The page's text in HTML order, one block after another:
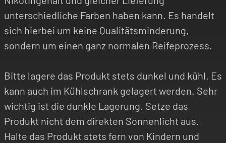
unterschiedliche Farben haben kann. Es handelt
sich hierbei um keine Qualitätsminderung,
sondern um einen ganz normalen Reifeprozess.
Bitte lagere das Produkt stets dunkel und kühl. Es
kann auch im Kühlschrank gelagert werden. Sehr
wichtig ist die dunkle Lagerung. Setze das
Produkt nicht dem direkten Sonnenlicht aus.
Halte das Produkt stets fern von Kindern und